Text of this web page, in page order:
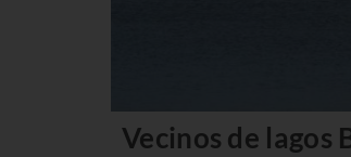
Vecinos de lagos